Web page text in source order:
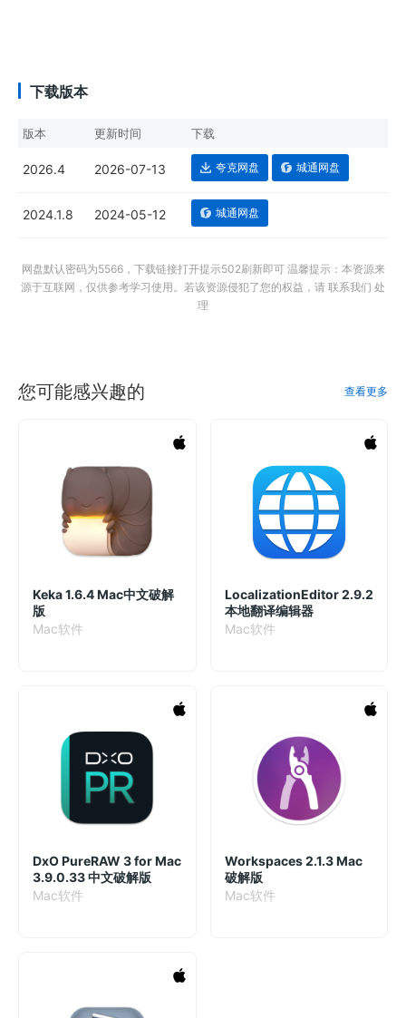
下载版本
版本 更新时间 下载
2026.4 2026-07-13 夸克网盘 城通网盘
2024.1.8 2024-05-12 城通网盘
网盘默认密码为5566，下载链接打开提示502刷新即可 温馨提示：本资源来
源于互联网，仅供参考学习使用。若该资源侵犯了您的权益，请 联系我们 处
理
您可能感兴趣的 查看更多
Keka 1.6.4 Mac中文破解
版
Mac软件
LocalizationEditor 2.9.2
本地翻译编辑器
Mac软件
DxO PureRAW 3 for Mac
3.9.0.33 中文破解版
Mac软件
Workspaces 2.1.3 Mac
破解版
Mac软件